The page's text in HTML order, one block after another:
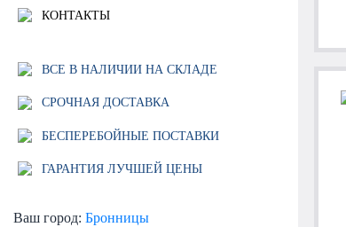
КОНТАКТЫ
ВСЕ В НАЛИЧИИ НА СКЛАДЕ
СРОЧНАЯ ДОСТАВКА
БЕСПЕРЕБОЙНЫЕ ПОСТАВКИ
ГАРАНТИЯ ЛУЧШЕЙ ЦЕНЫ
Ваш город: Бронницы